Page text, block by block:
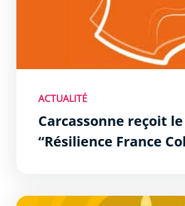
ACTUALITÉ
Carcassonne reçoit
“Résilience France
Canicule : Inscription des